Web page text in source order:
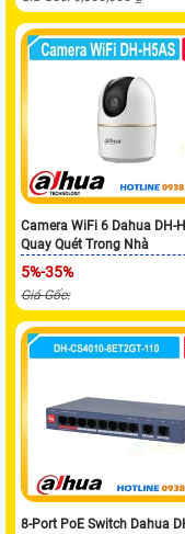
Camera WiFi 6 Dahua DH-
Quay Quét Trong Nhà
5%-35%
Giá Gốc:
8-Port PoE Switch Dahua